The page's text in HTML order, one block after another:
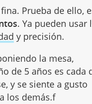
Prueba de ello,
. Ya pueden usar
y precisión.
la mesa,
de 5 años es cada
y se siente a gusto
los demás.f